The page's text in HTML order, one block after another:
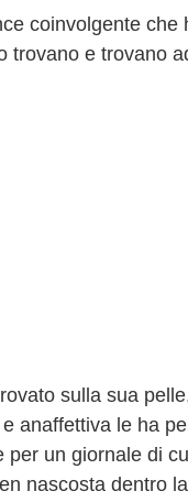
coinvolgente
trovano e trovano
sulla sua
anaffettiva le ha
un giornale di
nascosta dentro